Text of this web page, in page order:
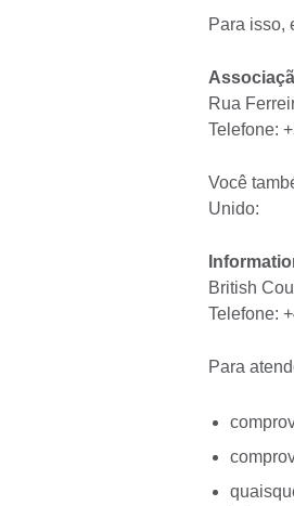
Para isso,
Rua
Telefone:
Você
Unido:
British
Telefone:
Para